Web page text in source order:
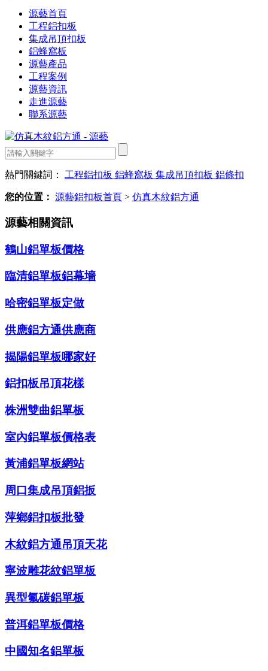
源藝首頁
工程鋁扣板
集成吊頂扣板
鋁蜂窩板
源藝產品
工程案例
源藝資訊
走進源藝
聯系源藝
熱門關鍵詞： 工程鋁扣板 鋁蜂窩板 集成吊頂扣板 鋁條扣
您的位置： 源藝鋁扣板首頁 > 仿真木紋鋁方通
源藝相關資訊
鶴山鋁單板價格
臨清鋁單板鋁幕墻
哈密鋁單板定做
供應鋁方通供應商
揭陽鋁單板哪家好
鋁扣板吊頂花樣
株洲雙曲鋁單板
室內鋁單板價格表
黃浦鋁單板網站
周口集成吊頂鋁扳
萍鄉鋁扣板批發
木紋鋁方通吊頂天花
寧波雕花紋鋁單板
異型氟碳鋁單板
普洱鋁單板價格
中國知名鋁單板